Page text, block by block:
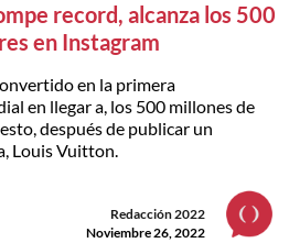
record, alcanza los 500
en Instagram
en la primera
en llegar a, los 500 millones de
después de publicar un
Louis Vuitton.
Redacción 2022
Noviembre 26, 2022